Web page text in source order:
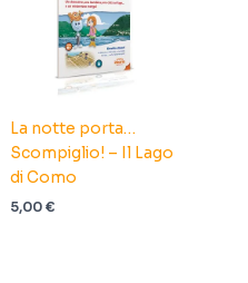
La notte porta…
Scompiglio! – Il Lago
di Como
5,00€